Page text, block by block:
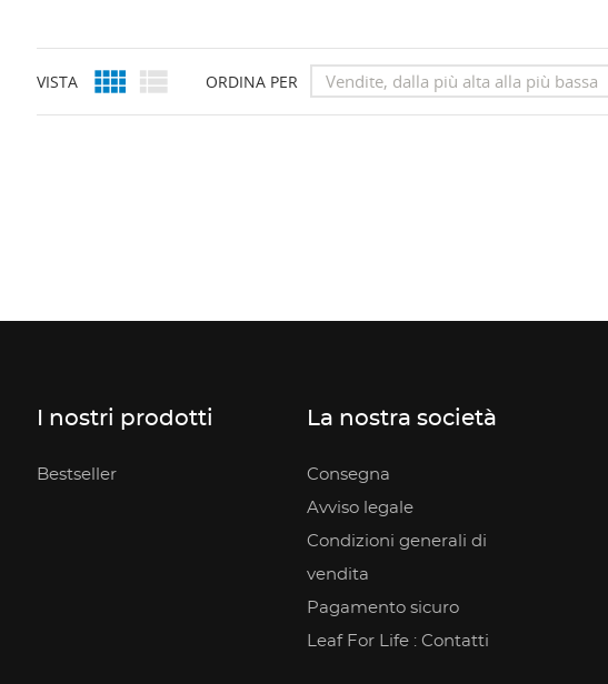
VISTA   ORDINA PER Vendite, dalla più alta alla più bassa
I nostri prodotti
Bestseller
La nostra società
Consegna
Avviso legale
Condizioni generali di
vendita
Pagamento sicuro
Leaf For Life : Contatti